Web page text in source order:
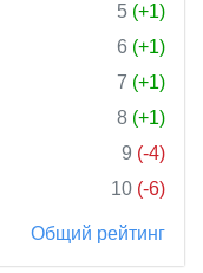
5 (+1)
6 (+1)
7 (+1)
8 (+1)
9 (-4)
10 (-6)
Общий рейтинг